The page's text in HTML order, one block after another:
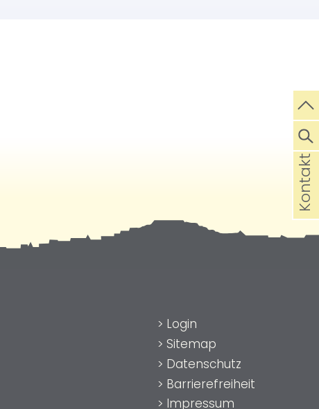
> Login
> Sitemap
> Datenschutz
> Barrierefreiheit
> Impressum
Kontakt